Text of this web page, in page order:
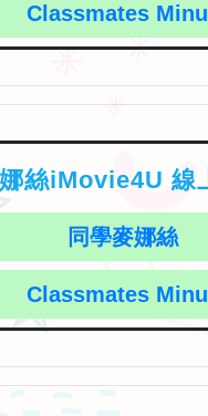
Classmates
絲iMovie4U 線
同學麥娜絲
Classmates